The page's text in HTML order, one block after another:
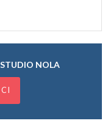
STUDIO NOLA